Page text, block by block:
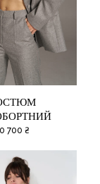
700₴